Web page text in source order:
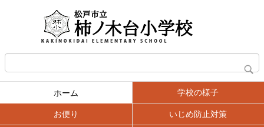
ホーム 学校の様子
お便り いじめ防止対策